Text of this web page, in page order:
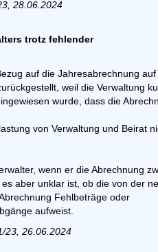
28.06.2024
trotz fehlender
auf die Jahresabrechnung
weil die Verwaltung
wurde, dass die
von Verwaltung und Beirat
wenn er die Abrechnung
aber unklar ist, ob die von der
Fehlbeträge oder
aufweist.
23, 26.06.2024